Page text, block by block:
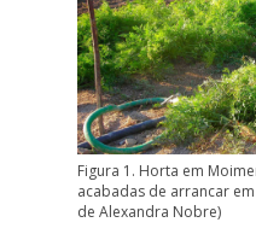
Figura 1. Horta em
acabadas de arrancar
de Alexandra Nobre)